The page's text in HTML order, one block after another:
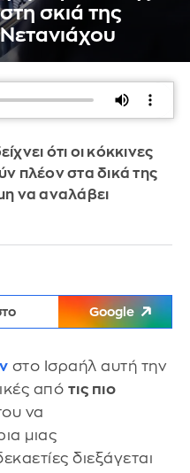
σκιά της
ότι οι κόκκινες
πλέον στα δικά της
να αναλάβει
Google
στο Ισραήλ αυτή την
από τις πιο
να
μιας
διεξάγεται